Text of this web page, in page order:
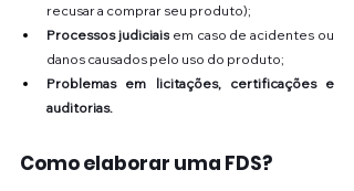
recusar a comprar seu produto);
Processos judiciais em caso de acidentes ou
danos causados pelo uso do produto;
Problemas em licitações, certificações e
auditorias.
Como elaborar uma FDS?